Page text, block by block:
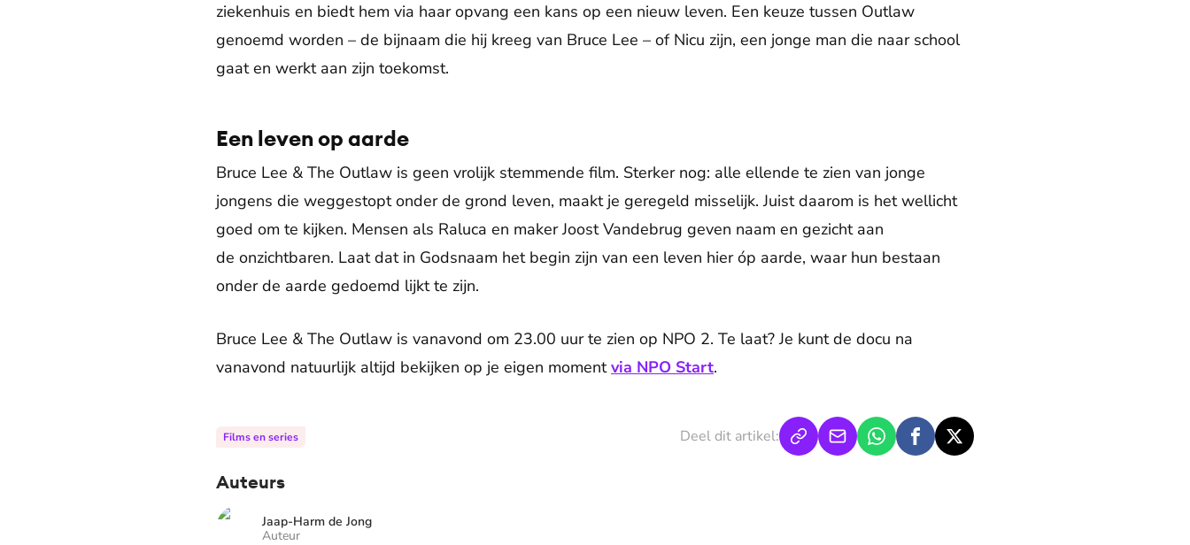
ziekenhuis en biedt hem via haar opvang een kans op een nieuw leven. Een keuze tussen Outlaw
genoemd worden – de bijnaam die hij kreeg van Bruce Lee – of Nicu zijn, een jonge man die naar school
gaat en werkt aan zijn toekomst.
Een leven op aarde
Bruce Lee & The Outlaw is geen vrolijk stemmende film. Sterker nog: alle ellende te zien van jonge
jongens die weggestopt onder de grond leven, maakt je geregeld misselijk. Juist daarom is het wellicht
goed om te kijken. Mensen als Raluca en maker Joost Vandebrug geven naam en gezicht aan
de onzichtbaren. Laat dat in Godsnaam het begin zijn van een leven hier óp aarde, waar hun bestaan
onder de aarde gedoemd lijkt te zijn.
Bruce Lee & The Outlaw is vanavond om 23.00 uur te zien op NPO 2. Te laat? Je kunt de docu na
vanavond natuurlijk altijd bekijken op je eigen momentvia NPO Start.
Films en series Deel dit artikel:
Auteurs
Jaap-Harm de Jong
Auteur